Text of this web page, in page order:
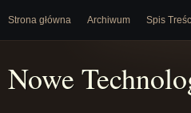
Strona główna Archiwum Spis
Nowe